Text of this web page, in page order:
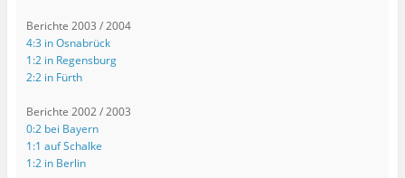
Berichte 2003 / 2004
4:3 in Osnabrück
1:2 in Regensburg
2:2 in Fürth
Berichte 2002 / 2003
0:2 bei Bayern
1:1 auf Schalke
1:2 in Berlin